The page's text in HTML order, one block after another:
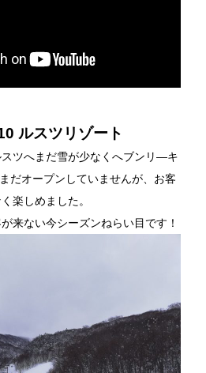
ルスツリゾート
ツへまだ雪が少なくへブンリ―キ
だオープンしていませんが、お客
楽しめました。
来ない今シーズンねらい目です！